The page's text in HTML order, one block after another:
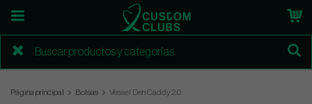
Página principal Bolsas Vessel Den Caddy 2.0